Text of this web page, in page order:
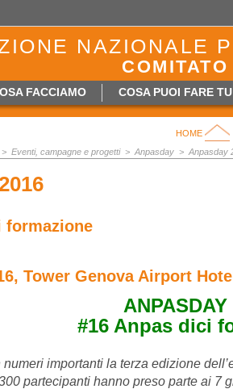
NAZIONALE
FACCIAMO COSA PUOI FARE TU
HOME
>Eventi, campagne e progetti>Anpasday >Anpasday
formazione
Tower Genova Airport
ANPASDAY
#16 Anpas dici
importanti la terza edizione
partecipanti hanno preso parte ai 7